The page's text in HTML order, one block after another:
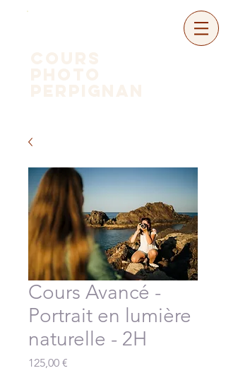
Cours Avancé -
Portrait en lumière
naturelle - 2H
125,00 €